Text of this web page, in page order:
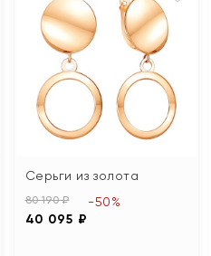
Серьги из золота
80 190 ₽
40 095 ₽
-50%